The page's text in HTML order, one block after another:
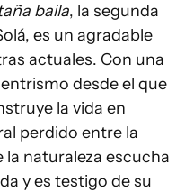
baila, la segunda
es un agradable
actuales. Con una
desde el que
la vida en
perdido entre la
la naturaleza escucha
y es testigo de su